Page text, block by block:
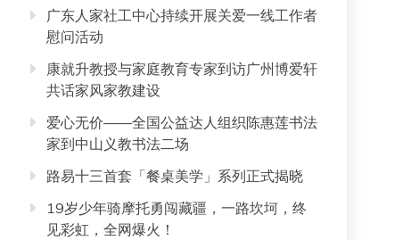
广东人家社工中心持续开展关爱一线工作者
慰问活动
康就升教授与家庭教育专家到访广州博爱轩
共话家风家教建设
爱心无价——全国公益达人组织陈惠莲书法
家到中山义教书法二场
路易十三首套「餐桌美学」系列正式揭晓
19岁少年骑摩托勇闯藏疆，一路坎坷，终
见彩虹，全网爆火！